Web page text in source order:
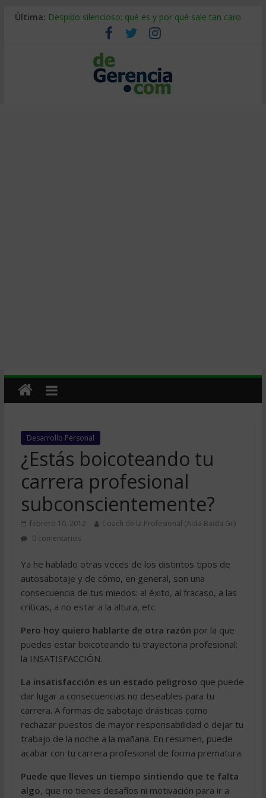
Última: IA y creatividad: cómo evitar que todos piensen igual
Despido silencioso: qué es y por qué sale tan caro
La economía de Venezuela después del terremoto
Los 8 pasos de Kotter: liderar el cambio sin fracasar
Gestión de proyectos con IA: qué cambia en el oficio
Desarrollo Personal
¿Estás boicoteando tu
carrera profesional
subconscientemente?
febrero 10, 2012
Coach de la Profesional (Aida Baida Gil)
0 comentarios
Ya he hablado otras veces de los distintos tipos de
autosabotaje y de cómo, en general, son una
consecuencia de tus miedos: al éxito, al fracaso, a las
críticas, a no estar a la altura, etc.
Pero hoy quiero hablarte de otra razón por la que
puedes estar boicoteando tu trayectoria profesional:
la INSATISFACCIÓN.
La insatisfacción es un estado peligroso que puede
dar lugar a consecuencias no deseables para tu
carrera. A formas de sabotaje drásticas como
rechazar puestos de mayor responsabilidad o dejar tu
trabajo de la noche a la mañana. En resumen, puede
acabar con tu carrera profesional de forma prematura.
Puede que lleves un tiempo sintiendo que te falta
algo, que no tienes desafíos ni motivación para ir a